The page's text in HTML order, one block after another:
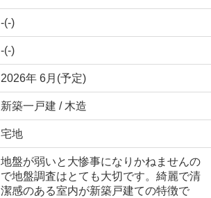
-(-)
-(-)
2026年 6月(予定)
新築一戸建 / 木造
宅地
地盤が弱いと大惨事になりかねませんの
で地盤調査はとても大切です。綺麗で清
潔感のある室内が新築戸建ての特徴で